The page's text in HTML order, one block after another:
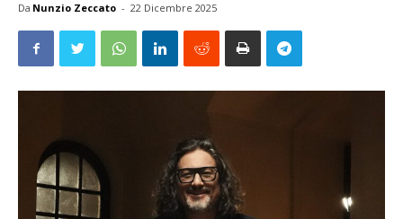
Da Nunzio Zeccato - 22 Dicembre 2025